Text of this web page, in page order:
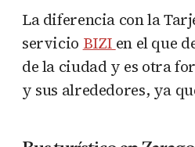
La diferencia con la
servicio BIZI en el que
de la ciudad y es otra
y sus alrededores, ya